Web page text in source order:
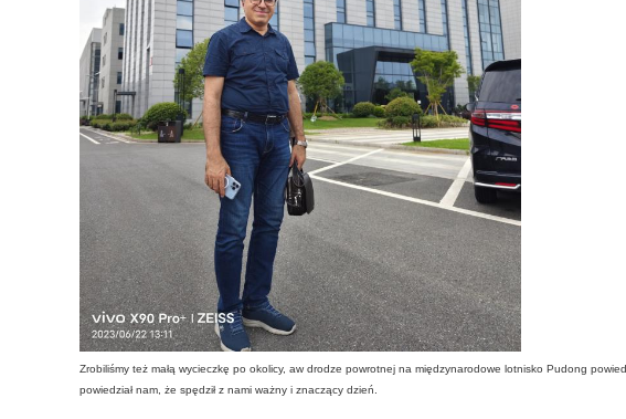
Zrobiliśmy też małą wycieczkę po okolicy, aw drodze powrotnej na międzynarodowe lotnisko Pudong
powiedział nam, że spędził z nami ważny i znaczący dzień.